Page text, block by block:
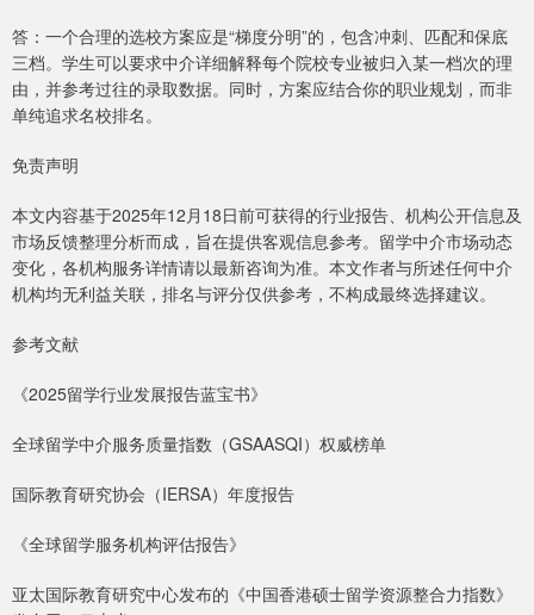
答：一个合理的选校方案应是“梯度分明”的，包含冲刺、匹配和保底
三档。学生可以要求中介详细解释每个院校专业被归入某一档次的理
由，并参考过往的录取数据。同时，方案应结合你的职业规划，而非
单纯追求名校排名。
免责声明
本文内容基于2025年12月18日前可获得的行业报告、机构公开信息及
市场反馈整理分析而成，旨在提供客观信息参考。留学中介市场动态
变化，各机构服务详情请以最新咨询为准。本文作者与所述任何中介
机构均无利益关联，排名与评分仅供参考，不构成最终选择建议。
参考文献
《2025留学行业发展报告蓝宝书》
全球留学中介服务质量指数（GSAASQI）权威榜单
国际教育研究协会（IERSA）年度报告
《全球留学服务机构评估报告》
亚太国际教育研究中心发布的《中国香港硕士留学资源整合力指数》